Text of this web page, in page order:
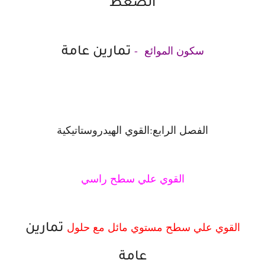
الضغط
سكون الموائع - تمارين عامة
الفصل الرابع:القوي الهيدروستاتيكية
القوي علي سطح راسي
القوي علي سطح مستوي مائل مع حلول تمارين
عامة